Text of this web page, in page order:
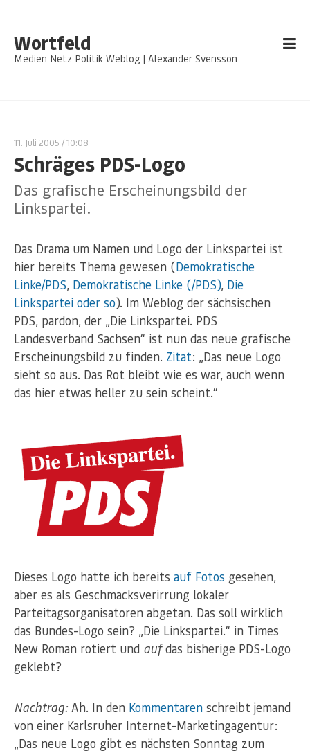
Wortfeld
Medien Netz Politik Weblog | Alexander Svensson
11. Juli 2005 / 10:08
Schräges PDS-Logo
Das grafische Erscheinungsbild der
Linkspartei.
Das Drama um Namen und Logo der Linkspartei ist
hier bereits Thema gewesen (Demokratische
Linke/PDS, Demokratische Linke (/PDS), Die
Linkspartei oder so). Im Weblog der sächsischen
PDS, pardon, der „Die Linkspartei. PDS
Landesverband Sachsen“ ist nun das neue grafische
Erscheinungsbild zu finden. Zitat: „Das neue Logo
sieht so aus. Das Rot bleibt wie es war, auch wenn
das hier etwas heller zu sein scheint.“
Dieses Logo hatte ich bereits auf Fotos gesehen,
aber es als Geschmacksverirrung lokaler
Parteitagsorganisatoren abgetan. Das soll wirklich
das Bundes-Logo sein? „Die Linkspartei.“ in Times
New Roman rotiert und aufdas bisherige PDS-Logo
geklebt?
Nachtrag: Ah. In den Kommentaren schreibt jemand
von einer Karlsruher Internet-Marketingagentur:
„Das neue Logo gibt es nächsten Sonntag zum